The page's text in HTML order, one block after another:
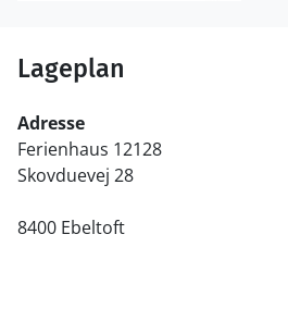
Lageplan
Adresse
Ferienhaus 12128
Skovduevej 28
8400 Ebeltoft